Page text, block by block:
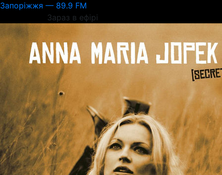
Запоріжжя — 89.9 FM
Зараз в ефірі